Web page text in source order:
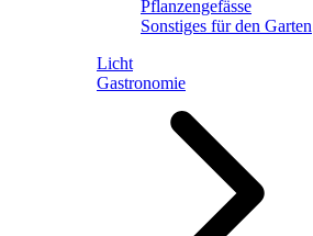
Pflanzengefässe
Sonstiges für den Garten
Licht
Gastronomie